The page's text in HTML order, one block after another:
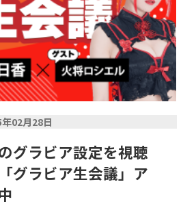
02月28日
グラビア設定を視聴
グラビア生会議」ア